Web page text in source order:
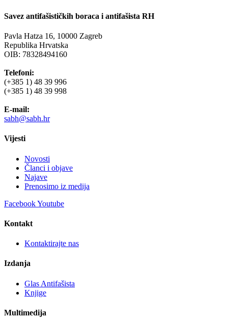
Savez antifašističkih boraca i antifašista RH
Pavla Hatza 16, 10000 Zagreb
Republika Hrvatska
OIB: 78328494160
Telefoni:
(+385 1) 48 39 996
(+385 1) 48 39 998
E-mail:
sabh@sabh.hr
Vijesti
Novosti
Članci i objave
Najave
Prenosimo iz medija
FacebookYoutube
Kontakt
Kontaktirajte nas
Izdanja
Glas Antifašista
Knjige
Multimedija